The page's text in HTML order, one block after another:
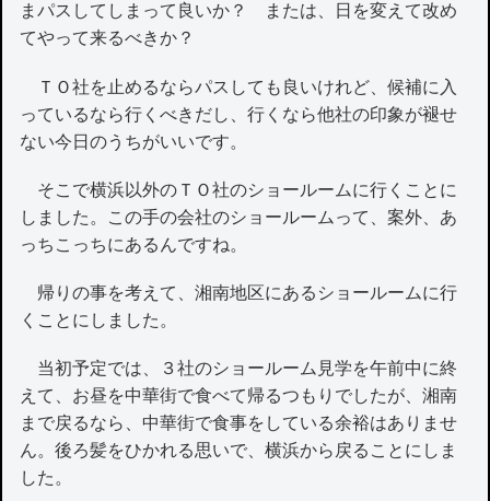
まパスしてしまって良いか？ または、日を変えて改め
てやって来るべきか？
ＴＯ社を止めるならパスしても良いけれど、候補に入
っているなら行くべきだし、行くなら他社の印象が褪せ
ない今日のうちがいいです。
そこで横浜以外のＴＯ社のショールームに行くことに
しました。この手の会社のショールームって、案外、あ
っちこっちにあるんですね。
帰りの事を考えて、湘南地区にあるショールームに行
くことにしました。
当初予定では、３社のショールーム見学を午前中に終
えて、お昼を中華街で食べて帰るつもりでしたが、湘南
まで戻るなら、中華街で食事をしている余裕はありませ
ん。後ろ髪をひかれる思いで、横浜から戻ることにしま
した。